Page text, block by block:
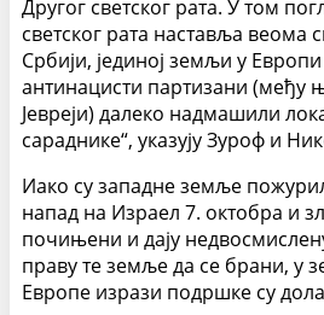
Другог светског рата. У том
светског рата наставља веома
Србији, јединој земљи у Европи
антинацисти партизани (међу
Јевреји) далеко надмашили
сараднике“, указују Зуроф и
Иако су западне земље
напад на Израел 7. октобра и
почињени и дају
праву те земље да се брани, у
Европе изрази подршке су